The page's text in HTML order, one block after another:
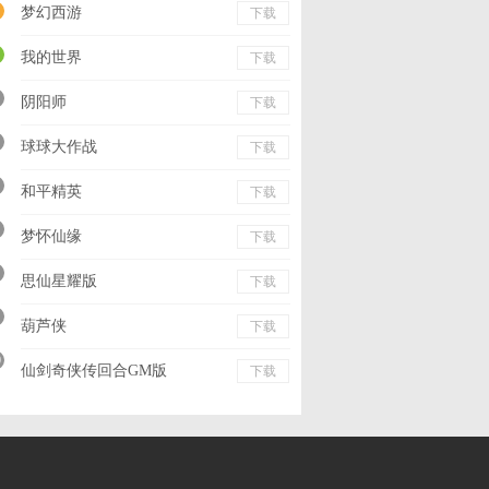
梦幻西游 下载
我的世界 下载
阴阳师 下载
球球大作战 下载
和平精英 下载
梦怀仙缘 下载
思仙星耀版 下载
葫芦侠 下载
仙剑奇侠传回合GM版 下载